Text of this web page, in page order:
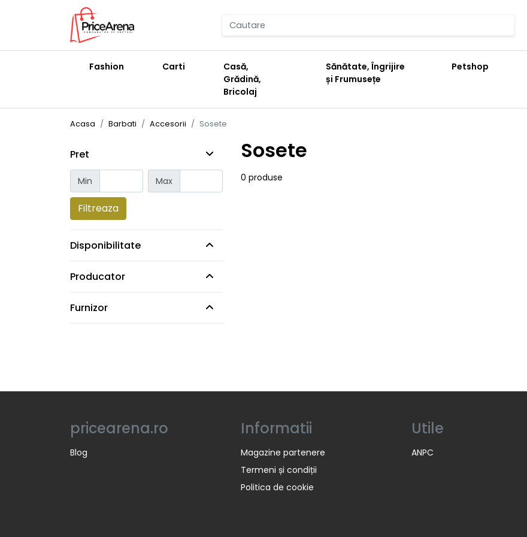
Fashion Carti
Casă,
Grădină,
Bricolaj
Sănătate, Îngrijire
și Frumusețe
Petshop
Acasa Barbati Accesorii Sosete
Pret
Min Max
Filtreaza
Disponibilitate
Producator
Furnizor
Sosete
0 produse
pricearena.ro
Blog
Informatii
Magazine partenere
Termeni și condiții
Politica de cookie
Utile
ANPC